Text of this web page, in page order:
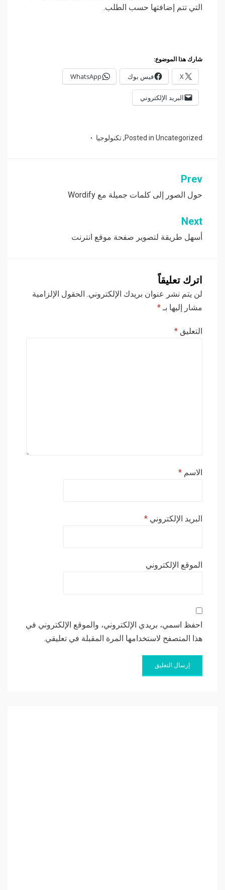
التي تتم إضافتها حسب الطلب.
شارك هذا الموضوع:
X فيس بوك WhatsApp
البريد الإلكتروني
Posted in Uncategorized
,تكنولوجيا
تصفّح
المقالات
Prev
حول الصور إلى كلمات جميلة مع Wordify
Next
أسهل طريقة لتصوير صفحة موقع انترنت
اترك تعليقاً
لن يتم نشر عنوان بريدك الإلكتروني. الحقول الإلزامية
مشار إليها بـ *
التعليق *
الاسم *
البريد الإلكتروني *
الموقع الإلكتروني
احفظ اسمي، بريدي الإلكتروني، والموقع الإلكتروني في
هذا المتصفح لاستخدامها المرة المقبلة في تعليقي.